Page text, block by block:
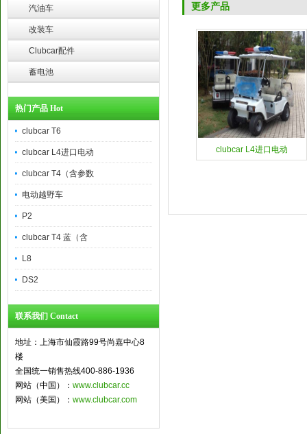
汽油车
改装车
Clubcar配件
蓄电池
热门产品 Hot
clubcar T6
clubcar L4进口电动
clubcar T4（含参数
电动越野车
P2
clubcar T4 蓝（含
L8
DS2
联系我们 Contact
地址：上海市仙霞路99号尚嘉中心8
楼
全国统一销售热线400-886-1936
网站（中国）： www.clubcar.cc
网站（美国）： www.clubcar.com
更多产品
clubcar L4进口电动